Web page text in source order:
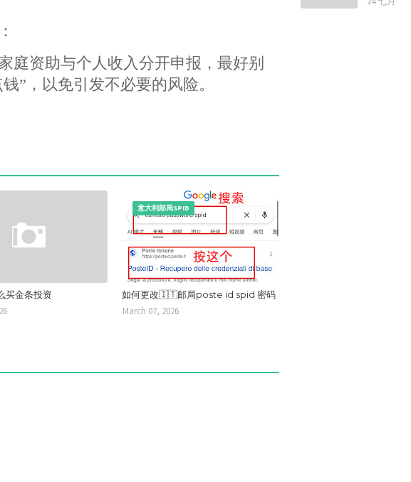
庭资助与个人收入分开申报，最好别
”，以免引发不必要的风险。
买金条投资
意大利邮局SPID
如何更改🇮🇹邮局poste id spid 密码
March 07, 2026